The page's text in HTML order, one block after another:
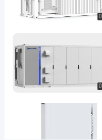
energy
storage
system
battery